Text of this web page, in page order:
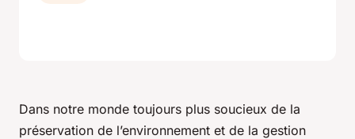
Dans notre monde toujours plus soucieux de la
préservation de l’environnement et de la gestion